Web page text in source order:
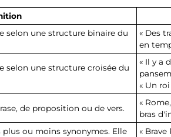
selon une structure binaire du
« Des
en
selon une structure croisée du
« Il y a
« Un
de proposition ou de vers.
«
bras
ou moins synonymes. Elle
«